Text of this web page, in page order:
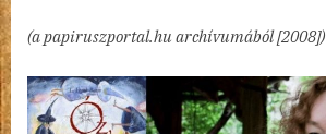
(a papiruszportal.hu archívumából [2008])